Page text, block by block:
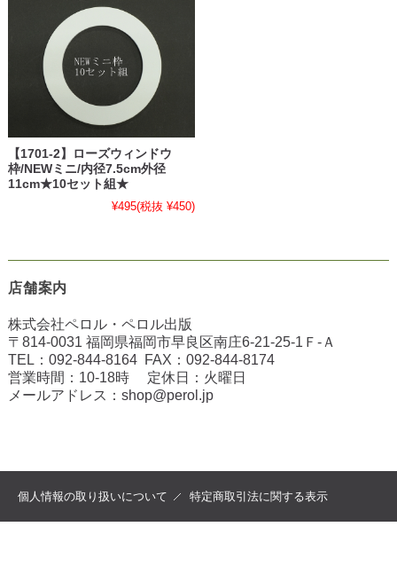
【1701-2】ローズウィンドウ
枠/NEWミニ/内径7.5cm外径
11cm★10セット組★
¥495(税抜 ¥450)
店舗案内
株式会社ペロル・ペロル出版
〒814-0031 福岡県福岡市早良区南庄6-21-25-1Ｆ-Ａ
TEL： 092-844-8164FAX： 092-844-8174
営業時間：10-18時 定休日：火曜日
メールアドレス： shop@perol.jp
個人情報の取り扱いについて 特定商取引法に関する表示